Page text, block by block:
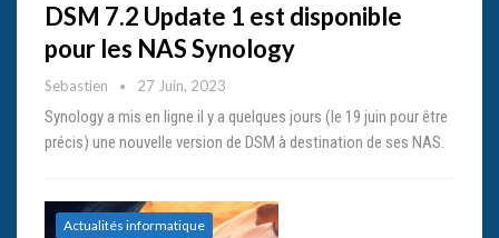
DSM 7.2 Update 1 est disponible
pour les NAS Synology
Sebastien 27 Juin, 2023
Synology a mis en ligne il y a quelques jours (le 19 juin pour être
précis) une nouvelle version de DSM à destination de ses NAS.
Actualités informatique